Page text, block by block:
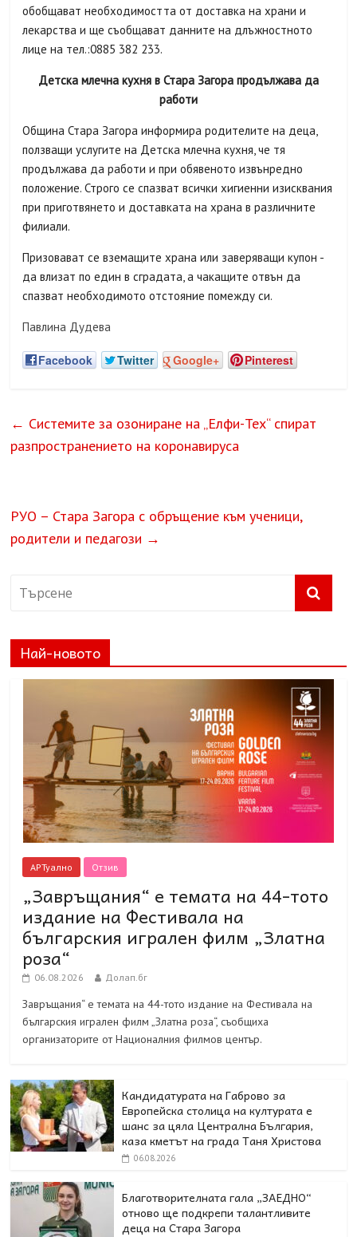
обобщават необходимостта от доставка на храни и
лекарства и ще съобщават данните на длъжностното
лице на тел.:0885 382 233.
Детска млечна кухня в Стара Загора продължава да
работи
Община Стара Загора информира родителите на деца,
ползващи услугите на Детска млечна кухня, че тя
продължава да работи и при обявеното извънредно
положение. Строго се спазват всички хигиенни изисквания
при приготвянето и доставката на храна в различните
филиали.
Призовават се вземащите храна или заверяващи купон -
да влизат по един в сградата, а чакащите отвън да
спазват необходимото отстояние помежду си.
Павлина Дудева
Facebook Twitter Google+ Pinterest
← Системите за озониране на „Елфи-Тех“ спират
разпространението на коронавируса
РУО – Стара Загора с обръщение към ученици,
родители и педагози →
Най-новото
АРТуално Отзив
„Завръщания“ е темата на 44-тото
издание на Фестивала на
българския игрален филм „Златна
роза“
06.08.2026 Долап.бг
Завръщания“ е темата на 44-тото издание на Фестивала на
българския игрален филм „Златна роза“, съобщиха
организаторите от Националния филмов център.
Кандидатурата на Габрово за
Европейска столица на културата е
шанс за цяла Централна България,
каза кметът на града Таня Христова
06.08.2026
Благотворителната гала „ЗАЕДНО“
отново ще подкрепи талантливите
деца на Стара Загора